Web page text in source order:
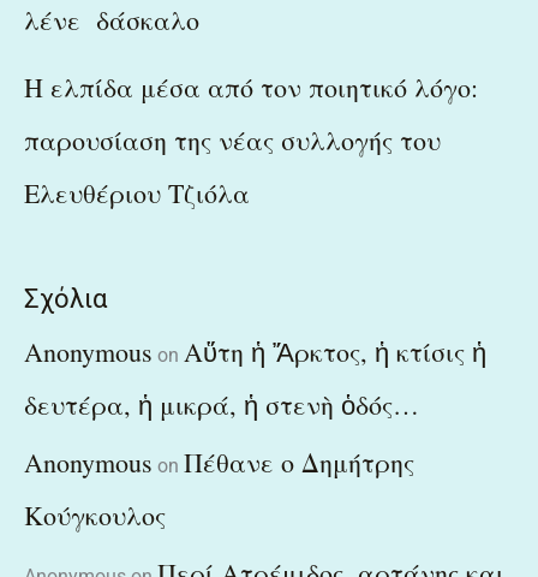
λένε δάσκαλο
Η ελπίδα μέσα από τον ποιητικό λόγο:
παρουσίαση της νέας συλλογής του
Ελευθέριου Τζιόλα
Σχόλια
Anonymous on Αὕτη ἡ Ἄρκτος, ἡ κτίσις ἡ
δευτέρα, ἡ μικρά, ἡ στενὴ ὁδός…
Anonymous on Πέθανε ο Δημήτρης
Κούγκουλος